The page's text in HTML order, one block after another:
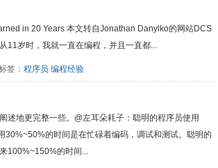
in 20 Years 本文转自Jonathan Danylko的网站DCS
11岁时，我就一直在编程，并且一直都...
签： 程序员 编程经验
述地更完整一些。@左耳朵耗子：聪明的程序员使用
的时间是在忙碌着编码，调试和测试。聪明的
100%~150%的时间...